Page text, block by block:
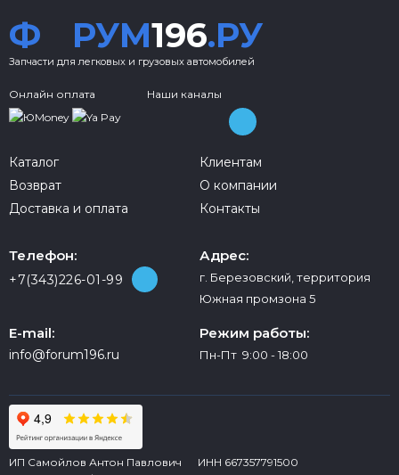
Ф РУМ196.РУ
Запчасти для легковых и грузовых автомобилей
Онлайн оплата Наши каналы
Каталог
Возврат
Доставка и оплата
Клиентам
О компании
Контакты
Телефон:
+7(343)226-01-99
Адрес:
г. Березовский, территория
Южная промзона 5
E-mail:
info@forum196.ru
Режим работы:
Пн-Пт 9:00 - 18:00
ИП Самойлов Антон Павлович ИНН 667357791500